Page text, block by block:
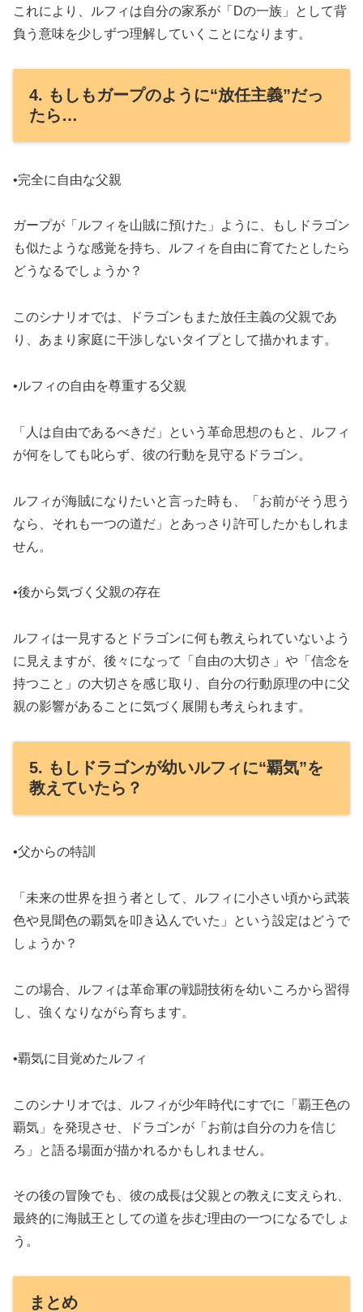
これにより、ルフィは自分の家系が「Dの一族」として背
負う意味を少しずつ理解していくことになります。
4. もしもガープのように“放任主義”だっ
たら…
•完全に自由な父親
ガープが「ルフィを山賊に預けた」ように、もしドラゴン
も似たような感覚を持ち、ルフィを自由に育てたとしたら
どうなるでしょうか？
このシナリオでは、ドラゴンもまた放任主義の父親であ
り、あまり家庭に干渉しないタイプとして描かれます。
•ルフィの自由を尊重する父親
「人は自由であるべきだ」という革命思想のもと、ルフィ
が何をしても叱らず、彼の行動を見守るドラゴン。
ルフィが海賊になりたいと言った時も、「お前がそう思う
なら、それも一つの道だ」とあっさり許可したかもしれま
せん。
•後から気づく父親の存在
ルフィは一見するとドラゴンに何も教えられていないよう
に見えますが、後々になって「自由の大切さ」や「信念を
持つこと」の大切さを感じ取り、自分の行動原理の中に父
親の影響があることに気づく展開も考えられます。
5. もしドラゴンが幼いルフィに“覇気”を
教えていたら？
•父からの特訓
「未来の世界を担う者として、ルフィに小さい頃から武装
色や見聞色の覇気を叩き込んでいた」という設定はどうで
しょうか？
この場合、ルフィは革命軍の戦闘技術を幼いころから習得
し、強くなりながら育ちます。
•覇気に目覚めたルフィ
このシナリオでは、ルフィが少年時代にすでに「覇王色の
覇気」を発現させ、ドラゴンが「お前は自分の力を信じ
ろ」と語る場面が描かれるかもしれません。
その後の冒険でも、彼の成長は父親との教えに支えられ、
最終的に海賊王としての道を歩む理由の一つになるでしょ
う。
まとめ